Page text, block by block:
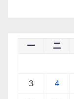
一 二
3 4